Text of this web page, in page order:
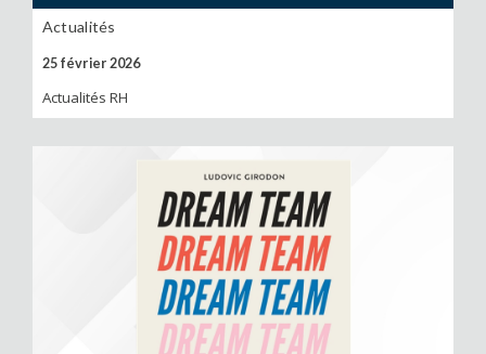
Actualités
25 février 2026
Actualités RH